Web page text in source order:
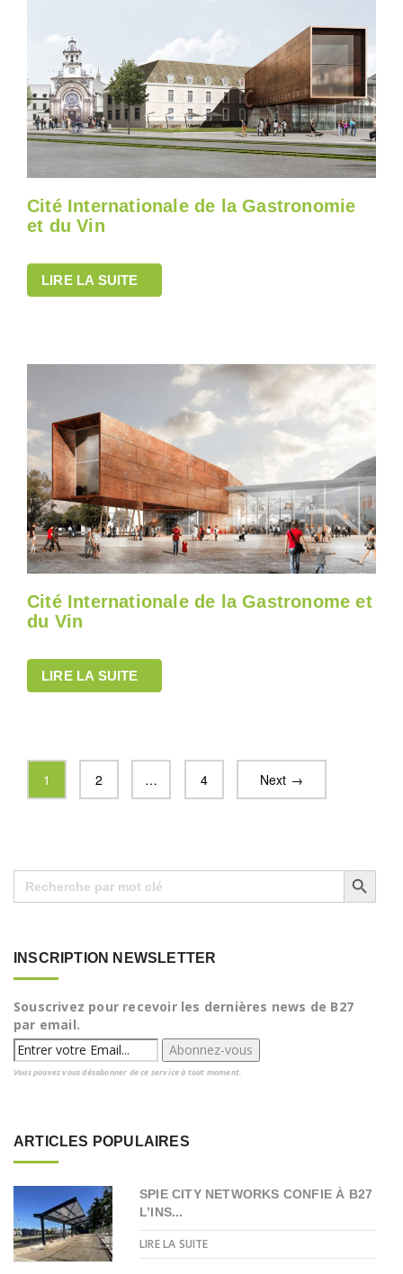
Cité Internationale de la Gastronomie
et du Vin
LIRE LA SUITE
Cité Internationale de la Gastronome et
du Vin
LIRE LA SUITE
1 2 … 4 Next →
Search
for:
Search Button
INSCRIPTION NEWSLETTER
Souscrivez pour recevoir les dernières news de B27
par email.
Vous pouvez vous désabonner de ce service à tout moment.
ARTICLES POPULAIRES
SPIE CITY NETWORKS CONFIE À B27
L’INS...
LIRE LA SUITE